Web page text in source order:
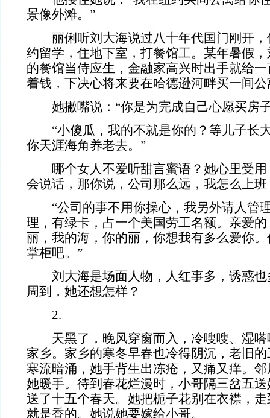
景像外滩。”
丽俐听刘大海说过八十年代国门刚开，
约留学，住地下室，打餐馆工。某年暑假
的餐馆当侍应生，金融家高兴时出手就给
着钱，下决心将来要在哈德逊河畔买一间公
她撇嘴说：“你是为完成自己心愿买房
“小傻瓜，我的不就是你的？等儿子长
你天涯海角养老去。”
哪个女人不爱听甜言蜜语？她心里受用
会说话，那你说，公司那么远，我怎么上班
“公司的事不用你操心，我另外请人管
理，有绿卡，占一个美国劳工名额。亲爱
丽，我的海，你的丽，你想我有多么爱你
掌柜吧。”
刘大海是场面人物，人红事多，诱惑也
周到，她还想怎样？
2.
天黑了，晚风穿窗而入，冷嗖嗖、湿嗒
家乡。家乡的寒冬早春也冷得阴沉，老旧
寒流暗涌，她手背生出冻疮，又痛又痒。
她暖手。待到春花烂漫时，小哥隔三岔五
送了十五个春天。她把栀子花别在衣襟，
就是香的。她说她要嫁给小哥。